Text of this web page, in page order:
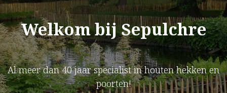
Welkom bij Sepulchre
Al meer dan 40 jaar specialist in houten hekken en
poorten!